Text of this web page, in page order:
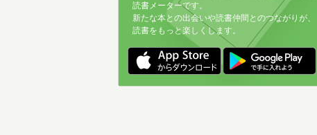
読書メーターです。
新たな本との出会いや読書仲間とのつながりが、
読書をもっと楽しくします。